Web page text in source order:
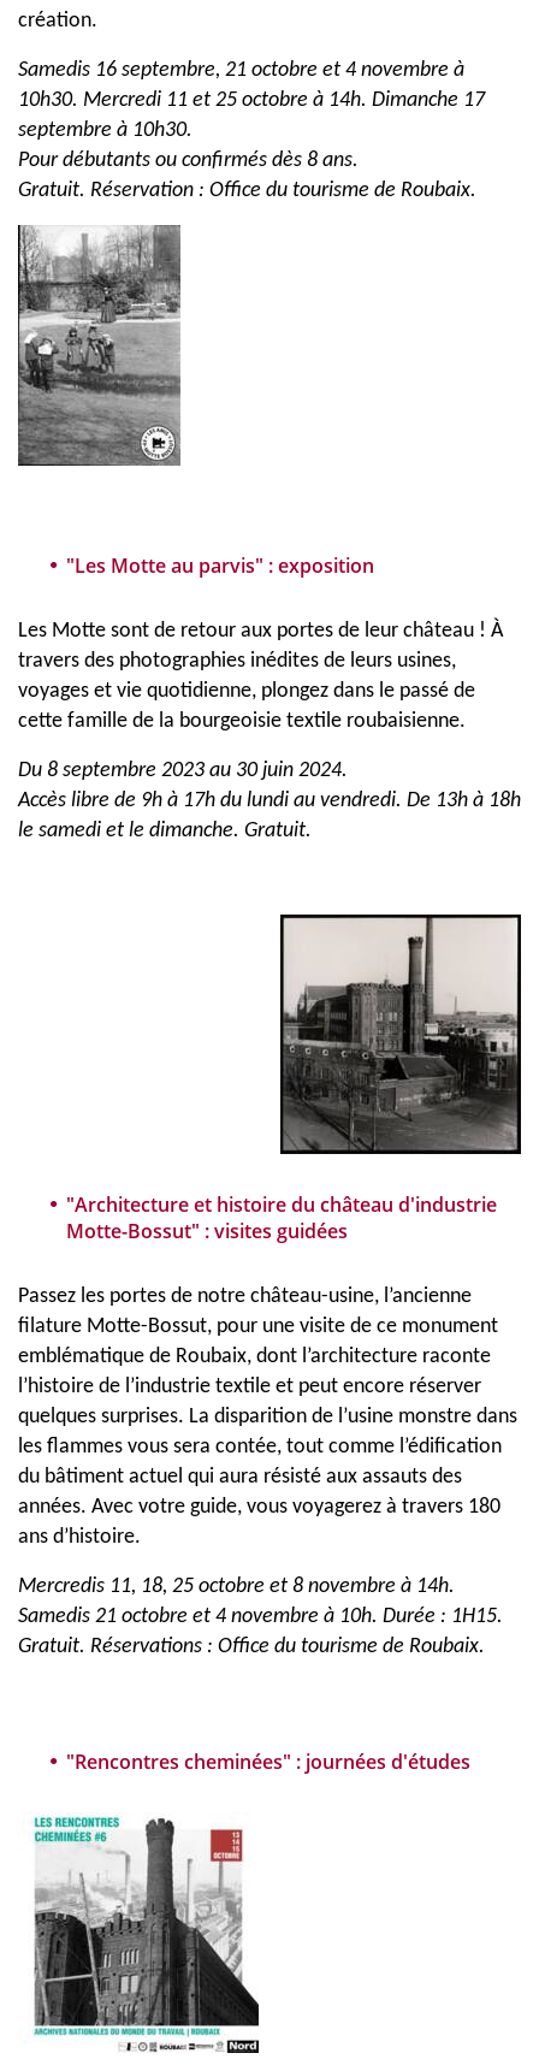
création.
Samedis 16 septembre, 21 octobre et 4 novembre à
10h30. Mercredi 11 et 25 octobre à 14h. Dimanche 17
septembre à 10h30.
Pour débutants ou confirmés dès 8 ans.
Gratuit. Réservation : Office du tourisme de Roubaix.
"Les Motte au parvis" : exposition
Les Motte sont de retour aux portes de leur château ! À
travers des photographies inédites de leurs usines,
voyages et vie quotidienne, plongez dans le passé de
cette famille de la bourgeoisie textile roubaisienne.
Du 8 septembre 2023 au 30 juin 2024.
Accès libre de 9h à 17h du lundi au vendredi. De 13h à 18h
le samedi et le dimanche. Gratuit.
"Architecture et histoire du château d'industrie
Motte-Bossut" : visites guidées
Passez les portes de notre château-usine, l’ancienne
filature Motte-Bossut, pour une visite de ce monument
emblématique de Roubaix, dont l’architecture raconte
l’histoire de l’industrie textile et peut encore réserver
quelques surprises. La disparition de l’usine monstre dans
les flammes vous sera contée, tout comme l’édification
du bâtiment actuel qui aura résisté aux assauts des
années. Avec votre guide, vous voyagerez à travers 180
ans d’histoire.
Mercredis 11, 18, 25 octobre et 8 novembre à 14h.
Samedis 21 octobre et 4 novembre à 10h. Durée : 1H15.
Gratuit. Réservations : Office du tourisme de Roubaix.
"Rencontres cheminées" : journées d'études